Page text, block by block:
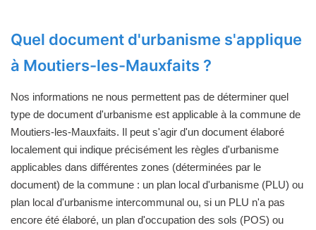
Quel document d'urbanisme s'applique
à Moutiers-les-Mauxfaits ?
Nos informations ne nous permettent pas de déterminer quel
type de document d'urbanisme est applicable à la commune de
Moutiers-les-Mauxfaits. Il peut s'agir d'un document élaboré
localement qui indique précisément les règles d'urbanisme
applicables dans différentes zones (déterminées par le
document) de la commune : un plan local d'urbanisme (PLU) ou
plan local d'urbanisme intercommunal ou, si un PLU n'a pas
encore été élaboré, un plan d'occupation des sols (POS) ou